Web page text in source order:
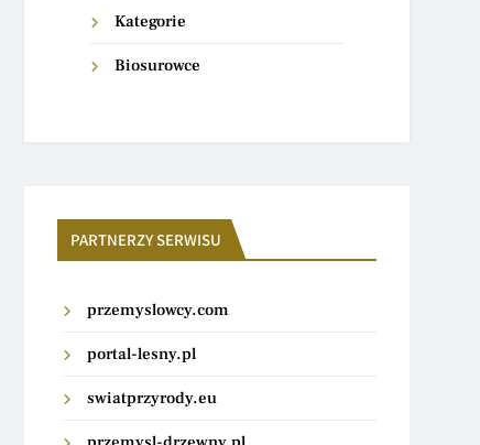
Kategorie
Biosurowce
PARTNERZY SERWISU
przemyslowcy.com
portal-lesny.pl
swiatprzyrody.eu